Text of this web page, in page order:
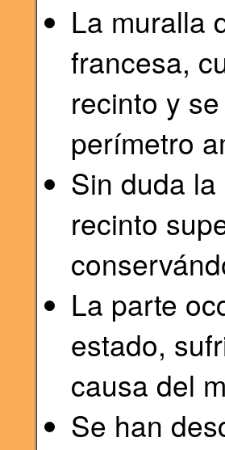
La muralla
francesa,
recinto y
perímetro
Sin duda
recinto
La parte
estado,
causa del
Se han